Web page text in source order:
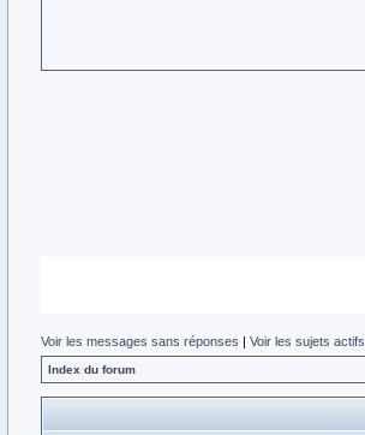
Voir les messages sans réponses | Voir les sujets actifs
Index du forum